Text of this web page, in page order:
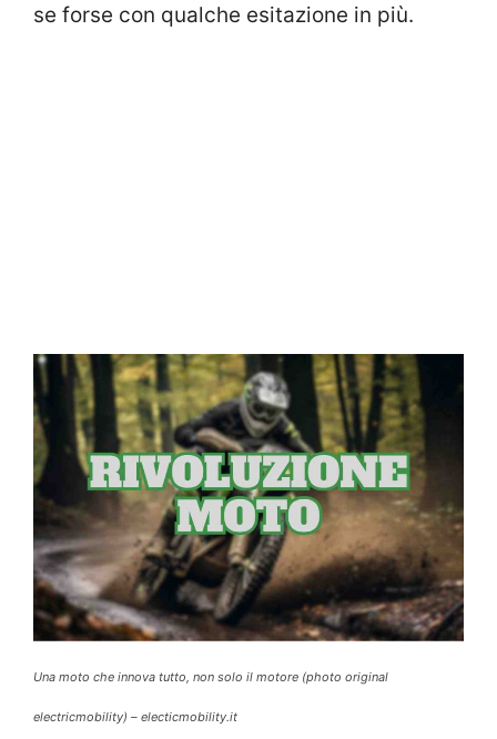
se forse con qualche esitazione in più.
Una moto che innova tutto, non solo il motore (photo original
electricmobility) – electicmobility.it